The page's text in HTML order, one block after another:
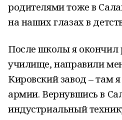
родителями тоже в
на наших глазах в
После школы я окончил
училище, направили
Кировский завод – там
армии. Вернувшись в
индустриальный